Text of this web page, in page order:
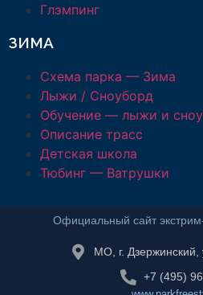
Глэмпинг
ЗИМА
Схема парка — Зима
Лыжи / Сноуборд
Обучение — лыжи и
Описание трасс
Детская школа
Тюбинг — Ватрушки
Официальный сайт
МО, г. Дзержинский,
+7 (495)